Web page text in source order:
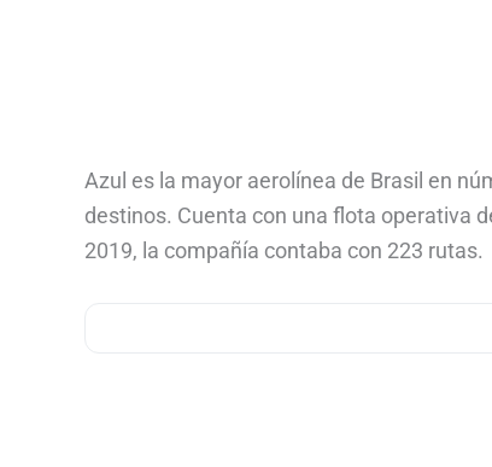
Azul es la mayor aerolínea de Brasil en
destinos. Cuenta con una flota operativa
2019, la compañía contaba con 223 rutas.